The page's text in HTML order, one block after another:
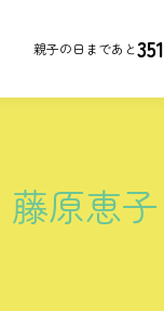
親子の日まであと351
藤原恵子